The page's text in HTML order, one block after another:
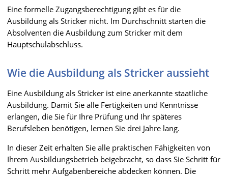
Eine formelle Zugangsberechtigung gibt es für die
Ausbildung als Stricker nicht. Im Durchschnitt starten die
Absolventen die Ausbildung zum Stricker mit dem
Hauptschulabschluss.
Wie die Ausbildung als Stricker aussieht
Eine Ausbildung als Stricker ist eine anerkannte staatliche
Ausbildung. Damit Sie alle Fertigkeiten und Kenntnisse
erlangen, die Sie für Ihre Prüfung und Ihr späteres
Berufsleben benötigen, lernen Sie drei Jahre lang.
In dieser Zeit erhalten Sie alle praktischen Fähigkeiten von
Ihrem Ausbildungsbetrieb beigebracht, so dass Sie Schritt für
Schritt mehr Aufgabenbereiche abdecken können. Die